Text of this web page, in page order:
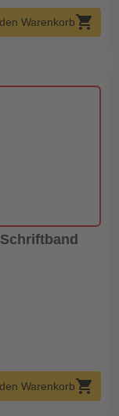
Warenkorb shopping_cart
Warenkorbshopping_cart